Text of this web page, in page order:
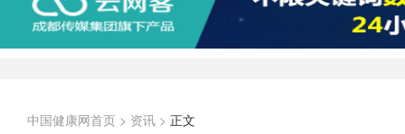
中国健康网首页 > 资讯 > 正文